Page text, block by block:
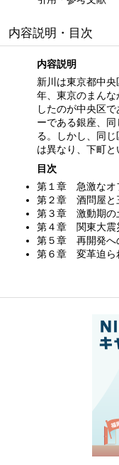
内容説明・目次
内容説明
新川は東京都中
年、東京のまん
したのが中央区
ーである銀座、
る。しかし、同
は異なり、下町と
目次
第１章 急激なオ
第２章 酒問屋と
第３章 激動期の
第４章 関東大震
第５章 再開発へ
第６章 変革迫ら